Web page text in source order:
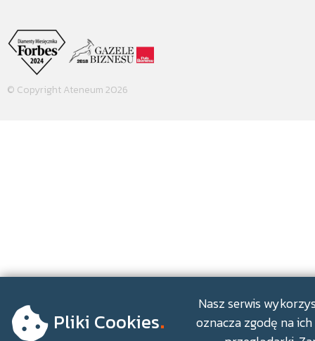
© Copyright Ateneum 2026
Pliki Cookies.
Nasz serwis
oznacza zgodę na